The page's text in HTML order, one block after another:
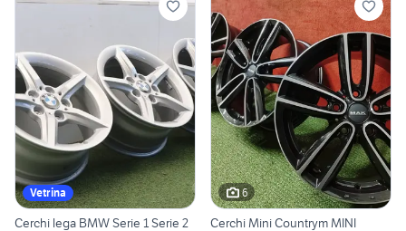
Vetrina
Cerchi lega BMW Serie 1 Serie 2
6
Cerchi Mini Countrym MINI